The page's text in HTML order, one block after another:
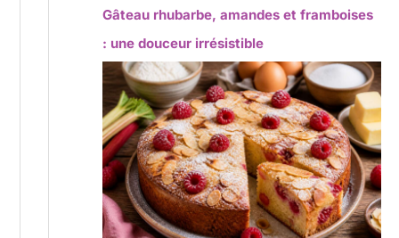
Gâteau rhubarbe, amandes et framboises
: une douceur irrésistible